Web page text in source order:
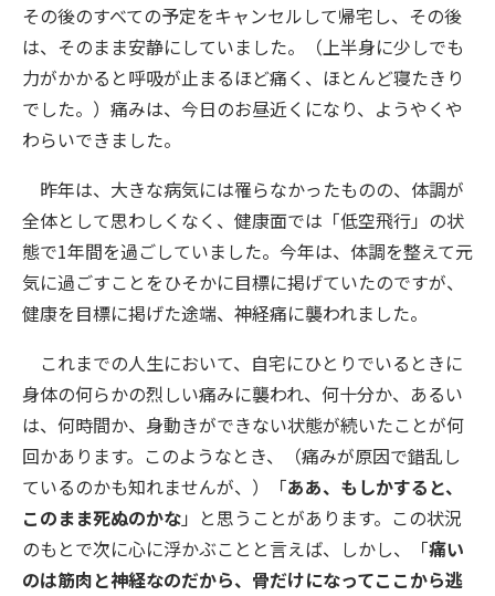
その後のすべての予定をキャンセルして帰宅し、その後
は、そのまま安静にしていました。（上半身に少しでも
力がかかると呼吸が止まるほど痛く、ほとんど寝たきり
でした。）痛みは、今日のお昼近くになり、ようやくや
わらいできました。
昨年は、大きな病気には罹らなかったものの、体調が
全体として思わしくなく、健康面では「低空飛行」の状
態で1年間を過ごしていました。今年は、体調を整えて元
気に過ごすことをひそかに目標に掲げていたのですが、
健康を目標に掲げた途端、神経痛に襲われました。
これまでの人生において、自宅にひとりでいるときに
身体の何らかの烈しい痛みに襲われ、何十分か、あるい
は、何時間か、身動きができない状態が続いたことが何
回かあります。このようなとき、（痛みが原因で錯乱し
ているのかも知れませんが、）「ああ、もしかすると、
このまま死ぬのかな」と思うことがあります。この状況
のもとで次に心に浮かぶことと言えば、しかし、「痛い
のは筋肉と神経なのだから、骨だけになってここから逃